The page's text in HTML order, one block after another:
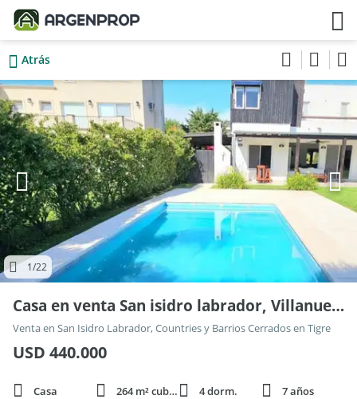
Atrás
1/22
Casa en venta San isidro labrador, Villanueva
Venta en San Isidro Labrador, Countries y Barrios Cerrados en Tigre
USD 440.000
Casa 264 m² cubie. 4 dorm.
7 años